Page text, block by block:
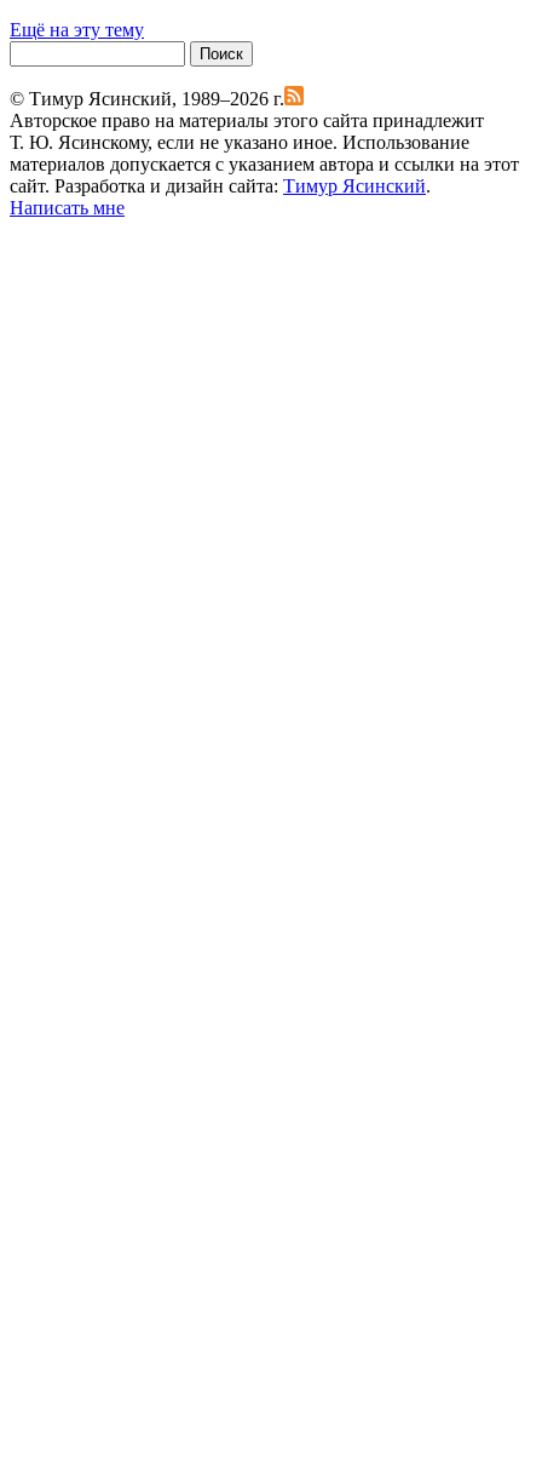
Ещё на эту тему
Поиск
© Тимур Ясинский, 1989–2026 г.
Авторское право на материалы этого сайта принадлежит
Т. Ю. Ясинскому, если не указано иное. Использование
материалов допускается с указанием автора и ссылки на этот
сайт. Разработка и дизайн сайта: Тимур Ясинский.
Написать мне